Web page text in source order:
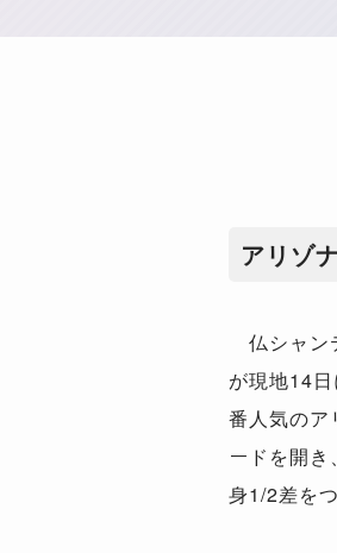
アリゾ
仏シャン
が現地14
番人気のア
ードを開
身1/2差を